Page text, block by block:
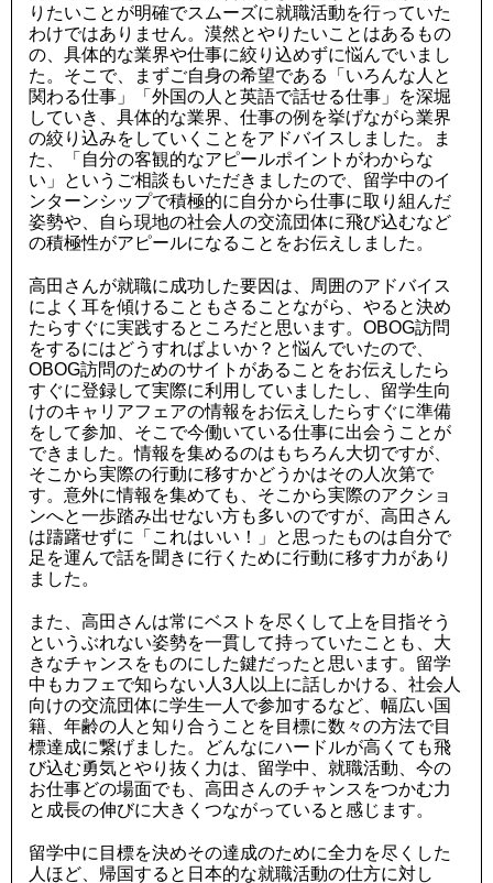
りたいことが明確でスムーズに就職活動を行っていた
わけではありません。漠然とやりたいことはあるもの
の、具体的な業界や仕事に絞り込めずに悩んでいまし
た。そこで、まずご自身の希望である「いろんな人と
関わる仕事」「外国の人と英語で話せる仕事」を深堀
していき、具体的な業界、仕事の例を挙げながら業界
の絞り込みをしていくことをアドバイスしました。ま
た、「自分の客観的なアピールポイントがわからな
い」というご相談もいただきましたので、留学中のイ
ンターンシップで積極的に自分から仕事に取り組んだ
姿勢や、自ら現地の社会人の交流団体に飛び込むなど
の積極性がアピールになることをお伝えしました。
高田さんが就職に成功した要因は、周囲のアドバイス
によく耳を傾けることもさることながら、やると決め
たらすぐに実践するところだと思います。OBOG訪問
をするにはどうすればよいか？と悩んでいたので、
OBOG訪問のためのサイトがあることをお伝えしたら
すぐに登録して実際に利用していましたし、留学生向
けのキャリアフェアの情報をお伝えしたらすぐに準備
をして参加、そこで今働いている仕事に出会うことが
できました。情報を集めるのはもちろん大切ですが、
そこから実際の行動に移すかどうかはその人次第で
す。意外に情報を集めても、そこから実際のアクショ
ンへと一歩踏み出せない方も多いのですが、高田さん
は躊躇せずに「これはいい！」と思ったものは自分で
足を運んで話を聞きに行くために行動に移す力があり
ました。
また、高田さんは常にベストを尽くして上を目指そう
というぶれない姿勢を一貫して持っていたことも、大
きなチャンスをものにした鍵だったと思います。留学
中もカフェで知らない人3人以上に話しかける、社会人
向けの交流団体に学生一人で参加するなど、幅広い国
籍、年齢の人と知り合うことを目標に数々の方法で目
標達成に繋げました。どんなにハードルが高くても飛
び込む勇気とやり抜く力は、留学中、就職活動、今の
お仕事どの場面でも、高田さんのチャンスをつかむ力
と成長の伸びに大きくつながっていると感じます。
留学中に目標を決めその達成のために全力を尽くした
人ほど、帰国すると日本的な就職活動の仕方に対し